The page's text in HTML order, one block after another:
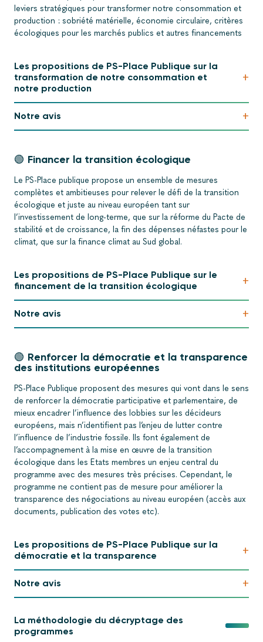
leviers stratégiques pour transformer notre consommation et
production : sobriété matérielle, économie circulaire, critères
écologiques pour les marchés publics et autres financements
Les propositions de PS-Place Publique sur la
transformation de notre consommation et
notre production
+
Notre avis +
🟢 Financer la transition écologique
Le PS-Place publique propose un ensemble de mesures
complètes et ambitieuses pour relever le défi de la transition
écologique et juste au niveau européen tant sur
l’investissement de long-terme, que sur la réforme du Pacte de
stabilité et de croissance, la fin des dépenses néfastes pour le
climat, que sur la finance climat au Sud global.
Les propositions de PS-Place Publique sur le
financement de la transition écologique
+
Notre avis +
🟢 Renforcer la démocratie et la transparence
des institutions européennes
PS-Place Publique proposent des mesures qui vont dans le sens
de renforcer la démocratie participative et parlementaire, de
mieux encadrer l’influence des lobbies sur les décideurs
européens, mais n’identifient pas l’enjeu de lutter contre
l’influence de l’industrie fossile. Ils font également de
l’accompagnement à la mise en œuvre de la transition
écologique dans les Etats membres un enjeu central du
programme avec des mesures très précises. Cependant, le
programme ne contient pas de mesure pour améliorer la
transparence des négociations au niveau européen (accès aux
documents, publication des votes etc).
Les propositions de PS-Place Publique sur la
démocratie et la transparence
+
Notre avis +
La méthodologie du décryptage des
programmes